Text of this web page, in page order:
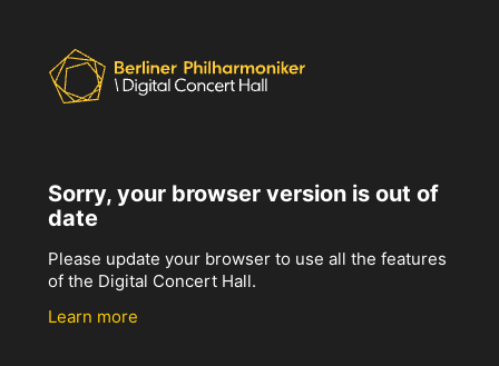
Sorry, your browser version is out of
date
Please update your browser to use all the features
of the Digital Concert Hall.
Learn more